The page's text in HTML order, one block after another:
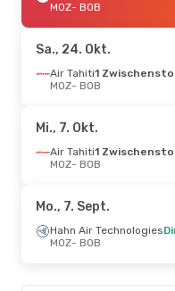
MOZ- BOB
BOB- MOZ
Do., 15. Okt.- Fr., 23.
MOZ - BOB
Air Tahiti1
BOB- MOZ
MOZ- BOB
Sa., 24. Okt.
Air Tahiti1
MOZ- BOB
Mi., 7. Okt.
Air Tahiti1
MOZ- BOB
Mo., 7. Sept.
Hahn Air Technologies
MOZ- BOB